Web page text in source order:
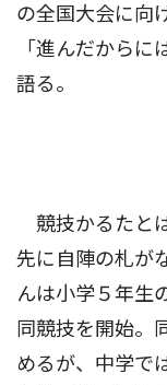
の全国大会に向
「進んだから
語る。
競技かるたと
先に自陣の札が
んは小学５年生
同競技を開始。
めるが、中学で